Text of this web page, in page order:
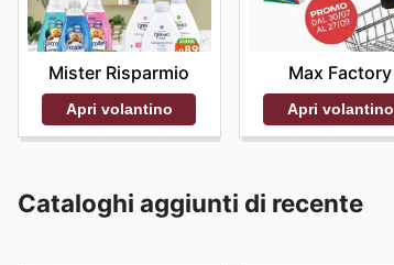
Mister Risparmio
Apri volantino
Max Factory
Apri volantino
Cataloghi aggiunti di recente